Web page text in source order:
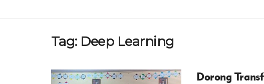
Tag: Deep Learning
Dorong